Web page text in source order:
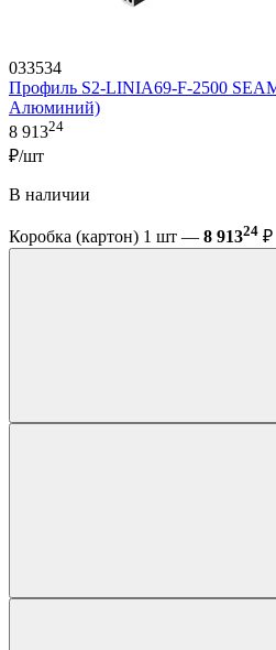
033534
Профиль S2-LINIA69-F-2500
Алюминий)
8 91324
₽/шт
В наличии
Коробка (картон) 1 шт — 8 91324 ₽